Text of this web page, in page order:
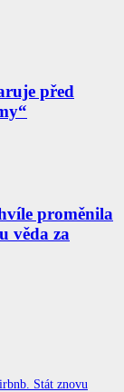
před
proměnila
věda za
Stát znovu